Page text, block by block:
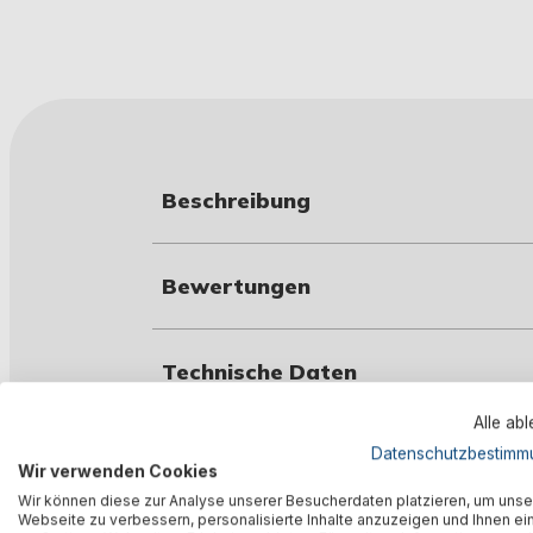
Beschreibung
Bewertungen
Technische Daten
Warnhinweise
Alle
Wir verwenden Cookies
Wir können diese zur Analyse unserer Besucherdaten platzieren, um
Webseite zu verbessern, personalisierte Inhalte anzuzeigen und Ihnen ein